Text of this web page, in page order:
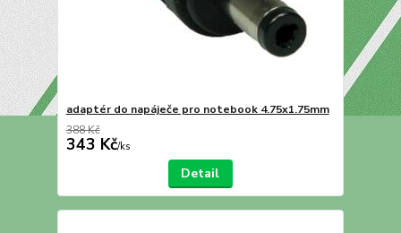
adaptér do napáječe pro notebook 4.75x1.75mm
388 Kč
343 Kč/ks
Detail